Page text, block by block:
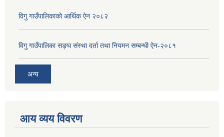
विगु गाउँपालिकाको आर्थिक ऐन २०८२
विगु गाउँपालिका सङ्घ संस्था दर्ता तथा नियमन सम्बन्धी ऐन-२०८१
अन्य
आय व्यय विवरण